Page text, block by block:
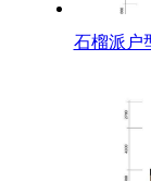
石榴派户